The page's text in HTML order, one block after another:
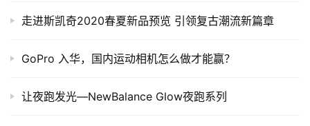
走进斯凯奇2020春夏新品预览 引领复古潮流新篇章
GoPro 入华，国内运动相机怎么做才能赢？
让夜跑发光—NewBalance Glow夜跑系列